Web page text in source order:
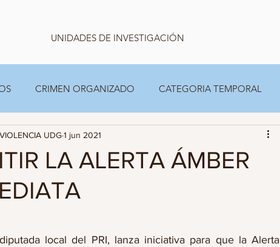
UNIDADES DE INVESTIGACIÓN
CRIMEN ORGANIZADO CATEGORIA TEMPORAL
FAMILIAS ESTADISTICA
LA ALERTA ÁMBER
UDG1 jun 2021
local del PRI, lanza iniciativa para que la Alerta